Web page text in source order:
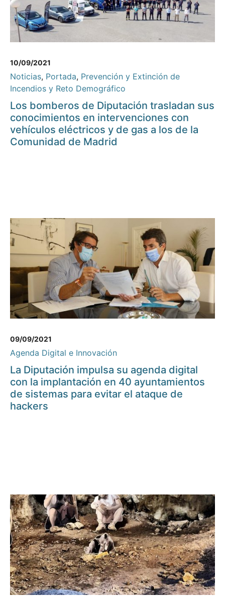
10/09/2021
Noticias, Portada, Prevención y Extinción de
Incendios y Reto Demográfico
Los bomberos de Diputación trasladan sus
conocimientos en intervenciones con
vehículos eléctricos y de gas a los de la
Comunidad de Madrid
09/09/2021
Agenda Digital e Innovación
La Diputación impulsa su agenda digital
con la implantación en 40 ayuntamientos
de sistemas para evitar el ataque de
hackers